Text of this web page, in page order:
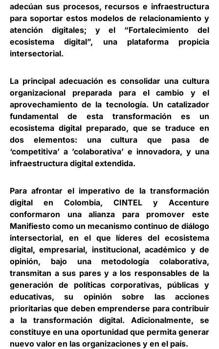
adecúan sus procesos, recursos e infraestructura
para soportar estos modelos de relacionamiento y
atención digitales; y el “Fortalecimiento del
ecosistema digital”, una plataforma propicia
intersectorial.
La principal adecuación es consolidar una cultura
organizacional preparada para el cambio y el
aprovechamiento de la tecnología. Un catalizador
fundamental de esta transformación es un
ecosistema digital preparado, que se traduce en
dos elementos: una cultura que pasa de
‘competitiva’ a ’colaborativa’ e innovadora, y una
infraestructura digital extendida.
Para afrontar el imperativo de la transformación
digital en Colombia, CINTEL y Accenture
conformaron una alianza para promover este
Manifiesto como un mecanismo continuo de diálogo
intersectorial, en el que líderes del ecosistema
digital, empresarial, institucional, académico y de
opinión, bajo una metodología colaborativa,
transmitan a sus pares y a los responsables de la
generación de políticas corporativas, públicas y
educativas, su opinión sobre las acciones
prioritarias que deben emprenderse para contribuir
a la transformación digital. Adicionalmente, se
constituye en una oportunidad que permita generar
nuevo valor en las organizaciones y en el país.